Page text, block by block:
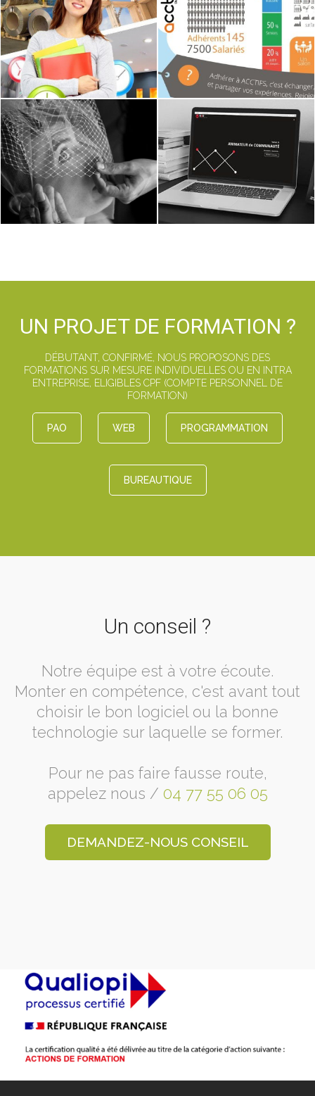
UN PROJET DE FORMATION ?
DÉBUTANT, CONFIRMÉ, NOUS PROPOSONS DES
FORMATIONS SUR MESURE INDIVIDUELLES OU EN INTRA
ENTREPRISE, ELIGIBLES CPF (COMPTE PERSONNEL DE
FORMATION)
PAO WEB PROGRAMMATION
BUREAUTIQUE
Un conseil ?
Notre équipe est à votre écoute.
Monter en compétence, c'est avant tout
choisir le bon logiciel ou la bonne
technologie sur laquelle se former.
Pour ne pas faire fausse route,
appelez nous / 04 77 55 06 05
DEMANDEZ-NOUS CONSEIL